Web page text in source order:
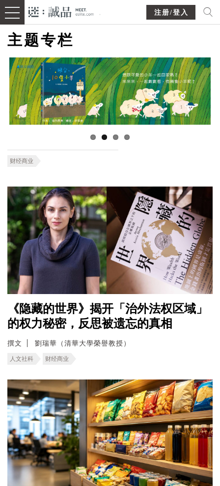
注册/登入
主题专栏
财经商业
《隐藏的世界》揭开「治外法权区域」
的权力秘密，反思被遗忘的真相
撰文 劉瑞華（清華大學榮譽教授）
人文社科 财经商业